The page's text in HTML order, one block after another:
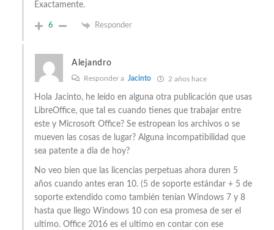
Exactamente.
6 Responder
Alejandro
Responder a Jacinto 2 años hace
Hola Jacinto, he leído en alguna otra publicación que usas
LibreOffice, que tal es cuando tienes que trabajar entre
este y Microsoft Office? Se estropean los archivos o se
mueven las cosas de lugar? Alguna incompatibilidad que
sea patente a dia de hoy?
No veo bien que las licencias perpetuas ahora duren 5
años cuando antes eran 10. (5 de soporte estándar + 5 de
soporte extendido como también tenían Windows 7 y 8
hasta que llego Windows 10 con esa promesa de ser el
ultimo. Office 2016 es el ultimo en contar con ese